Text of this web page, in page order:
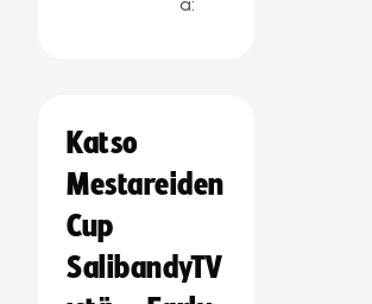
Katso
Mestareiden
Cup
SalibandyTV